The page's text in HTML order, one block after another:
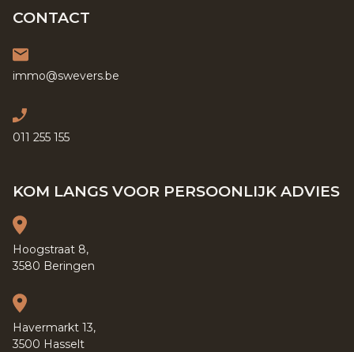
CONTACT
immo@swevers.be
011 255 155
KOM LANGS VOOR PERSOONLIJK ADVIES
Hoogstraat 8,
3580 Beringen
Havermarkt 13,
3500 Hasselt